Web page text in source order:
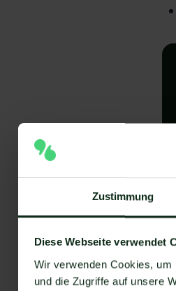
Zustimmung
Diese Webseite verwendet
Wir verwenden Cookies,
und die Zugriffe auf unsere